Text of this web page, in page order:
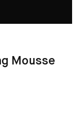
Mousse